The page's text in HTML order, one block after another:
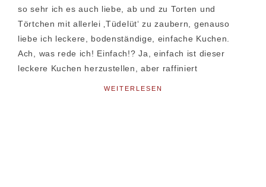
so sehr ich es auch liebe, ab und zu Torten und
Törtchen mit allerlei ‚Tüdelüt‘ zu zaubern, genauso
liebe ich leckere, bodenständige, einfache Kuchen.
Ach, was rede ich! Einfach!? Ja, einfach ist dieser
leckere Kuchen herzustellen, aber raffiniert
WEITERLESEN